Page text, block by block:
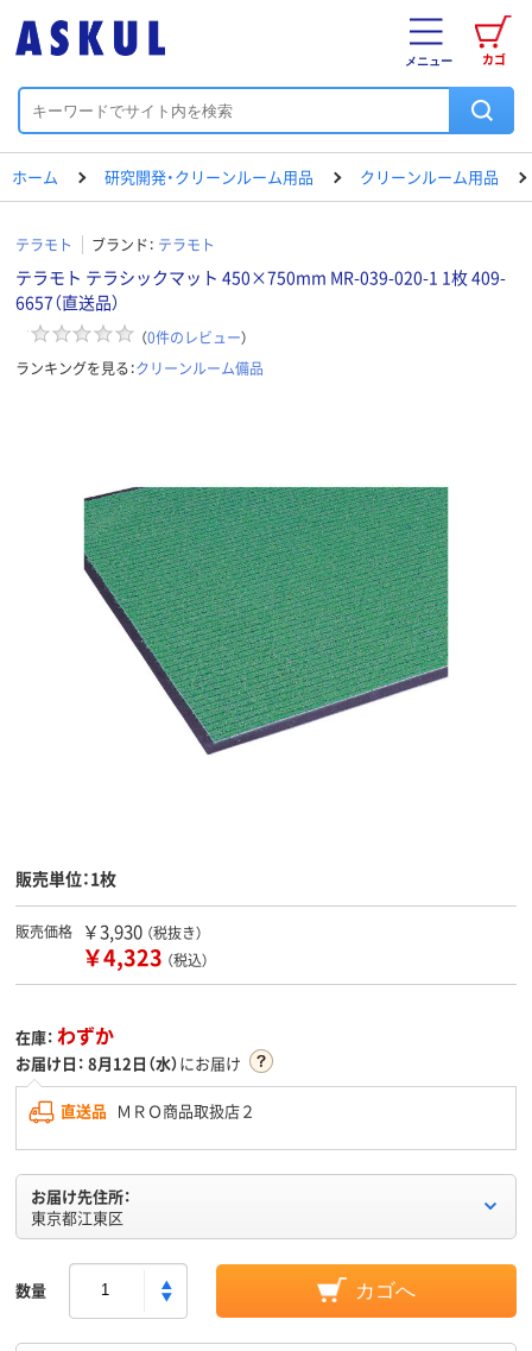
カゴ
メニュー
ホーム 研究開発・クリーンルーム用品 クリーンルーム用品
テラモト ブランド： テラモト
テラモト テラシックマット 450×750mm MR-039-020-1 1枚 409-
6657（直送品）
（0件のレビュー）
ランキングを見る：クリーンルーム備品
販売単位：1枚
販売価格 ￥3,930 （税抜き）
￥4,323 （税込）
在庫： わずか
お届け日： 8月12日（水）にお届け
直送品 ＭＲＯ商品取扱店２
お届け先住所：
東京都江東区
数量 カゴへ